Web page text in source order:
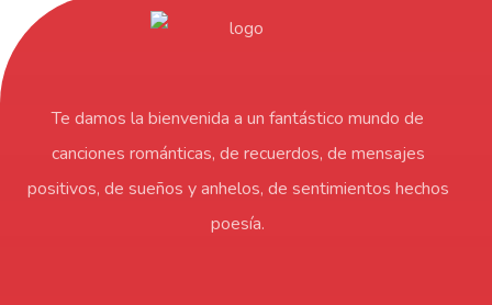
Te damos la bienvenida a un fantástico mundo de
canciones románticas, de recuerdos, de mensajes
positivos, de sueños y anhelos, de sentimientos hechos
poesía.